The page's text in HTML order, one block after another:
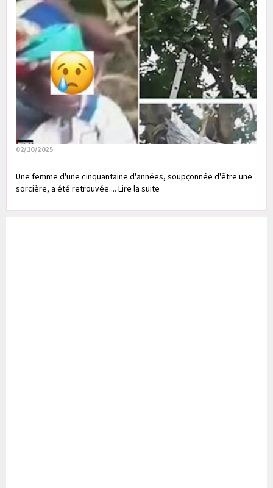
02/10/2025
Une femme d'une cinquantaine d'années, soupçonnée d'être une
sorcière, a été retrouvée.... Lire la suite